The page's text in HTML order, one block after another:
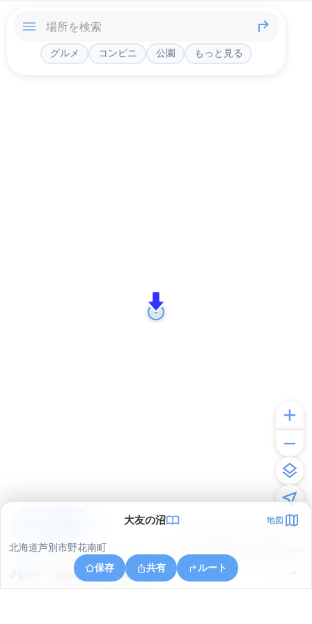
グルメ コンビニ 公園 もっと見る
大友の沼 地図
北海道芦別市野花南町
保存
共有 ルート
北海道芦別市野花南町